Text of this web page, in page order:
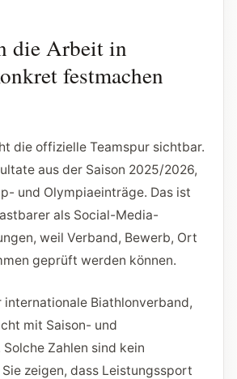
die Arbeit in
festmachen
die offizielle Teamspur sichtbar.
aus der Saison 2025/2026,
und Olympiaeinträge. Das ist
als Social-Media-
weil Verband, Bewerb, Ort
geprüft werden können.
internationale Biathlonverband,
mit Saison- und
Zahlen sind kein
zeigen, dass Leistungssport